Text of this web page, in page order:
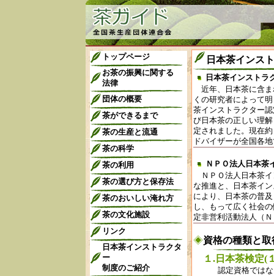
トップページ
お茶の振興に関する
法律
団体の概要
茶ができるまで
茶の生産と流通
茶の科学
茶の利用
茶の選び方と保存法
茶のおいしい淹れ方
茶の文化施設
リンク
日本茶インストラクタ
ー
制度のご紹介
日本茶インス
日本茶インストラ
近年、日本茶に含ま
くの研究者によって
茶インストラクター
び日本茶の正しい理
定されました。現在
ドバイザーが全国各
ＮＰＯ法人日本茶
ＮＰＯ法人日本茶イ
な推進と、日本茶イ
により、日本茶の普
し、もって広く社会
定非営利活動法人（
◈資格の種類と取
１.日本茶検定(
認定資格では